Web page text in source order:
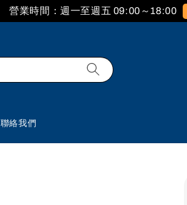
營業時間：週一至週五 09:00～18:00
聯絡我們